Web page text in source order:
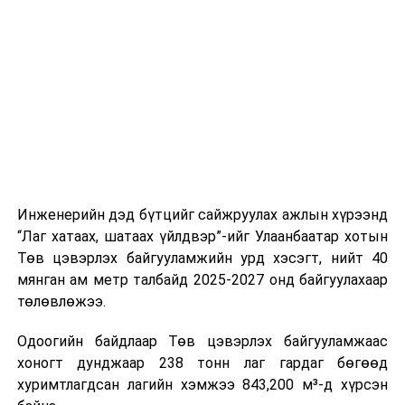
өдөр тутмын ажлын бэлэн байдлыг хангах зэрэг
практик ур чадварыг сургалтын хөтөлбөрт тусгажээ.
Сургалтыг танилцуулах лекц, асуулт-хариулт,
жишээнд суурилсан сургалт, багаар ажиллах дасгал,
танилцах, онцгой нөхцөлд ажиллах дадлага зэрэг
онол, практик хосолсон хэлбэрээр зохион байгуулж
байна.
Инженерийн дэд бүтцийг сайжруулах ажлын хүрээнд
“Лаг хатаах, шатаах үйлдвэр”-ийг Улаанбаатар хотын
Төв цэвэрлэх байгууламжийн урд хэсэгт, нийт 40
мянган ам метр талбайд 2025-2027 онд байгуулахаар
төлөвлөжээ.
Одоогийн байдлаар Төв цэвэрлэх байгууламжаас
хоногт дунджаар 238 тонн лаг гардаг бөгөөд
хуримтлагдсан лагийн хэмжээ 843,200 м³-д хүрсэн